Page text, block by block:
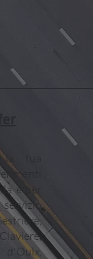
tua
e per
servizio
d'Oulx,